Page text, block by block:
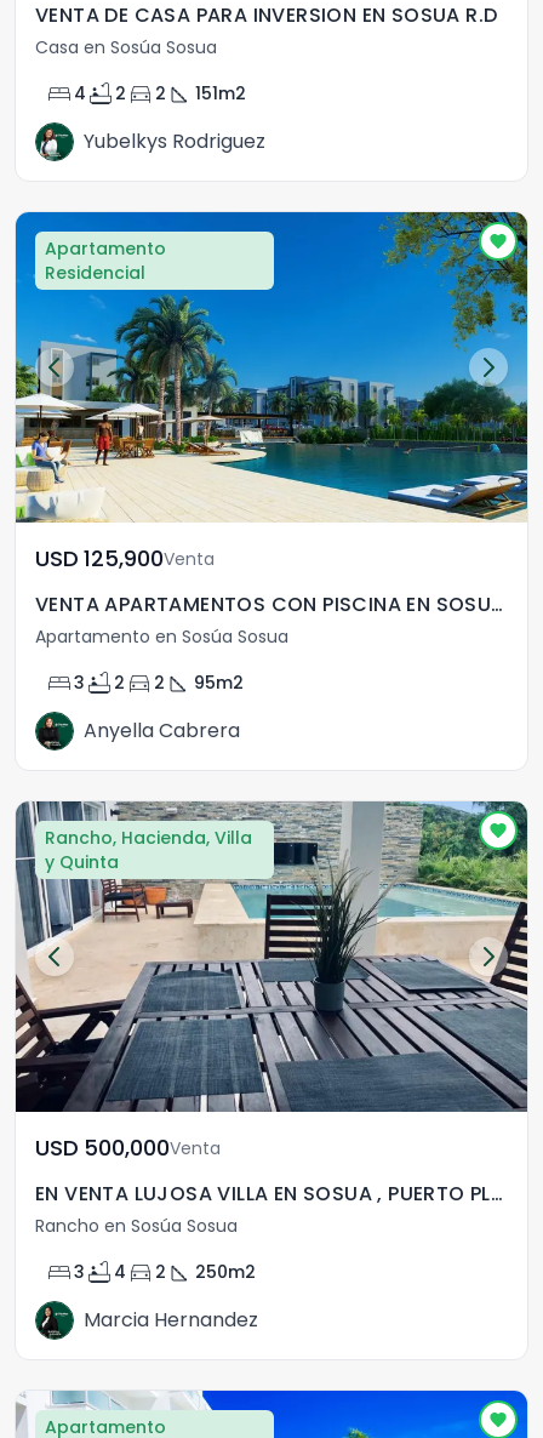
VENTA DE CASA PARA INVERSION EN SOSUA R.D
Casa en Sosúa Sosua
bed 4 bathtub 2 directions_car 2 square_foot 151m2
Yubelkys Rodriguez
Apartamento
Residencial
USD	125,900Venta
VENTA APARTAMENTOS CON PISCINA EN SOSUA , PUERTO PLATA
Apartamento en Sosúa Sosua
bed3 bathtub 2 directions_car 2 square_foot 95m2
Anyella Cabrera
Rancho, Hacienda, Villa
y Quinta
USD	500,000Venta
EN VENTA LUJOSA VILLA EN SOSUA , PUERTO PLATA
Rancho en Sosúa Sosua
bed3 bathtub 4 directions_car 2 square_foot 250m2
Marcia Hernandez
Apartamento